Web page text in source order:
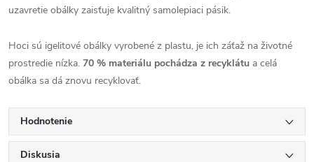
uzavretie obálky zaisťuje kvalitný samolepiaci pásik.
Hoci sú igelitové obálky vyrobené z plastu, je ich záťaž na životné
prostredie nízka. 70 % materiálu pochádza z recyklátu a celá
obálka sa dá znovu recyklovať.
Hodnotenie
Diskusia